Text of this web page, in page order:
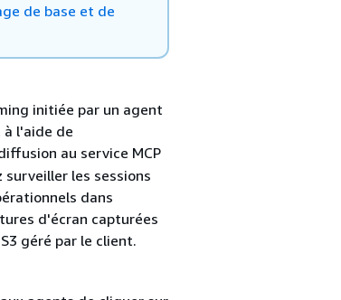
de base et de
initiée par un agent
l'aide de
au service MCP
les sessions
dans
d'écran capturées
géré par le client.